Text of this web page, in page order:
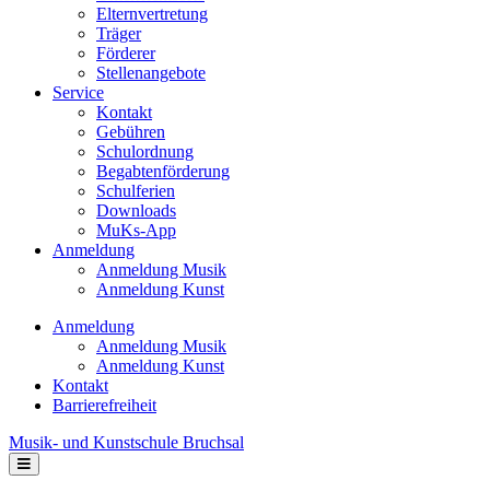
Elternvertretung
Träger
Förderer
Stellenangebote
Service
Kontakt
Gebühren
Schulordnung
Begabtenförderung
Schulferien
Downloads
MuKs-App
Anmeldung
Anmeldung Musik
Anmeldung Kunst
Anmeldung
Anmeldung Musik
Anmeldung Kunst
Kontakt
Barrierefreiheit
Musik- und Kunstschule Bruchsal
Navigation